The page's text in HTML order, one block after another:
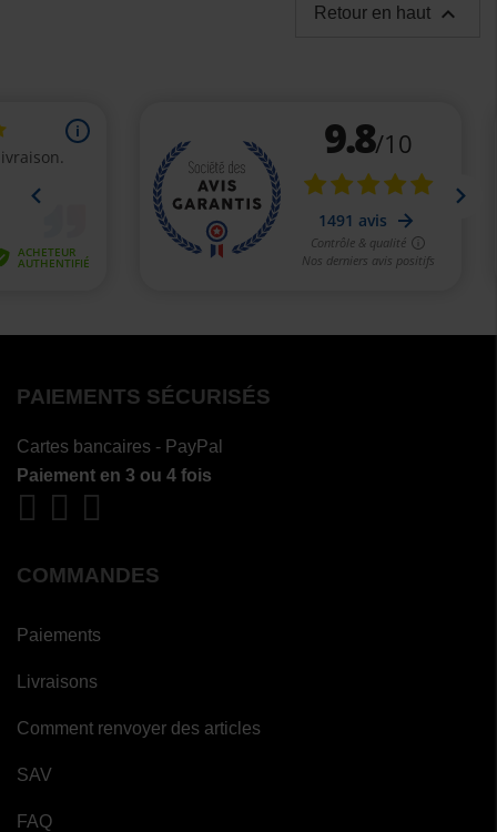
Retour en haut 
PAIEMENTS SÉCURISÉS
Cartes bancaires - PayPal
Paiement en 3 ou 4 fois
COMMANDES
Paiements
Livraisons
Comment renvoyer des articles
SAV
FAQ